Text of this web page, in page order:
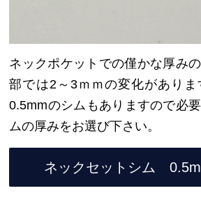
ネックポケットでの僅かな厚み
部では2～3ｍｍの変化がありま
0.5mmのシムもありますので必
ムの厚みをお選び下さい。
ネックセットシム